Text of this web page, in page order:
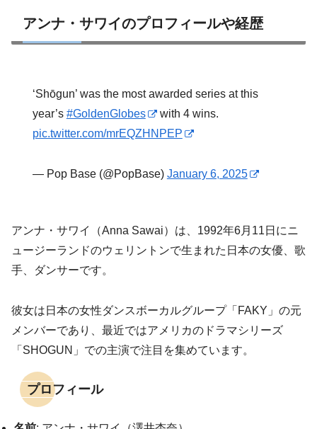
アンナ・サワイのプロフィールや経歴
‘Shōgun’ was the most awarded series at this
year’s #GoldenGlobes
with 4 wins.
pic.twitter.com/mrEQZHNPEP
— Pop Base (@PopBase) January 6, 2025
アンナ・サワイ（Anna Sawai）は、1992年6月11日にニ
ュージーランドのウェリントンで生まれた日本の女優、歌
手、ダンサーです。
彼女は日本の女性ダンスボーカルグループ「FAKY」の元
メンバーであり、最近ではアメリカのドラマシリーズ
「SHOGUN」での主演で注目を集めています。
プロフィール